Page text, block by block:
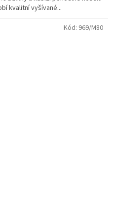
kvalitní vyšívané...
Kód: 969/M80